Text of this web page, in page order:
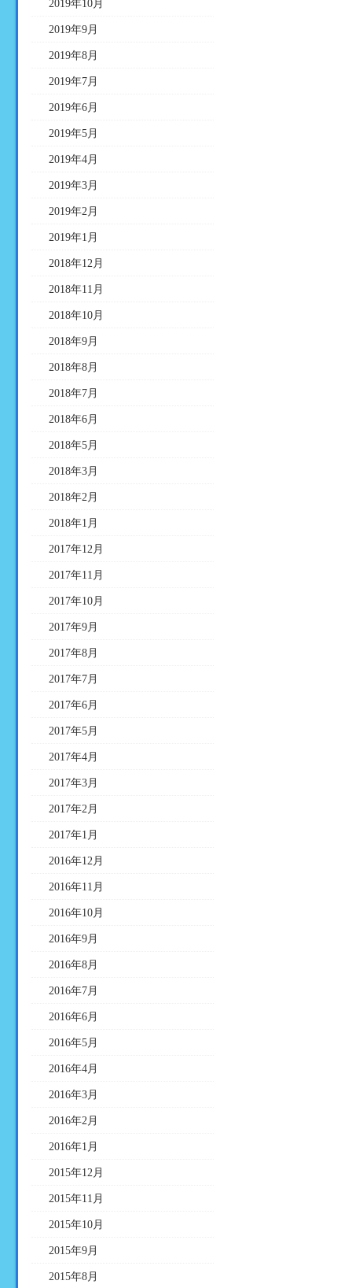
2019年10月
2019年9月
2019年8月
2019年7月
2019年6月
2019年5月
2019年4月
2019年3月
2019年2月
2019年1月
2018年12月
2018年11月
2018年10月
2018年9月
2018年8月
2018年7月
2018年6月
2018年5月
2018年3月
2018年2月
2018年1月
2017年12月
2017年11月
2017年10月
2017年9月
2017年8月
2017年7月
2017年6月
2017年5月
2017年4月
2017年3月
2017年2月
2017年1月
2016年12月
2016年11月
2016年10月
2016年9月
2016年8月
2016年7月
2016年6月
2016年5月
2016年4月
2016年3月
2016年2月
2016年1月
2015年12月
2015年11月
2015年10月
2015年9月
2015年8月